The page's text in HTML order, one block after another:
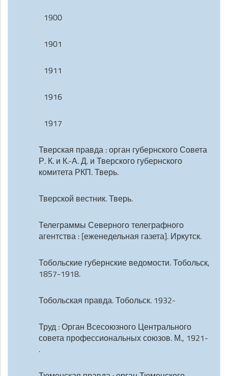
1900
1901
1911
1916
1917
Тверская правда : орган губернского Совета
Р. К. и К.-А. Д. и Тверского губернского
комитета РКП. Тверь.
Тверской вестник. Тверь.
Телеграммы Северного телеграфного
агентства : [еженедельная газета]. Иркутск.
Тобольские губернские ведомости. Тобольск,
1857-1918.
Тобольская правда. Тобольск. 1932-
Труд : Орган Всесоюзного Центрального
совета профессиональных союзов. М., 1921-
.